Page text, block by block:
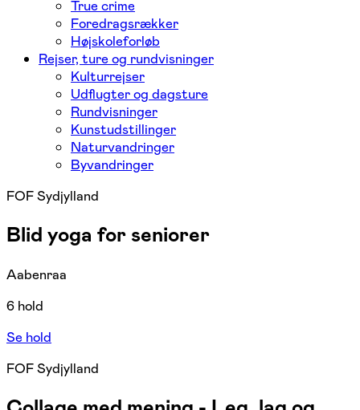
True crime
Foredragsrækker
Højskoleforløb
Rejser, ture og rundvisninger
Kulturrejser
Udflugter og dagsture
Rundvisninger
Kunstudstillinger
Naturvandringer
Byvandringer
FOF Sydjylland
Blid yoga for seniorer
Aabenraa
6 hold
Se hold
FOF Sydjylland